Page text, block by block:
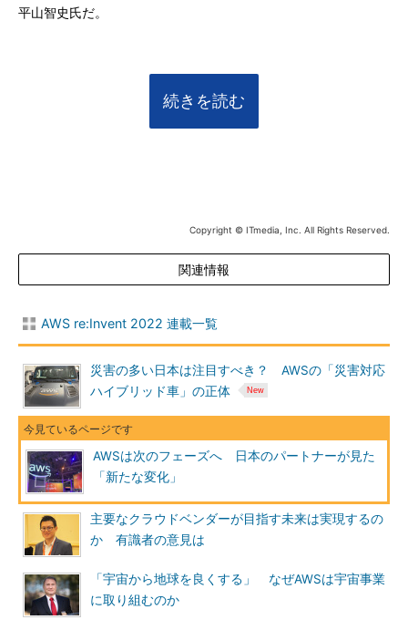
平山智史氏だ。
続きを読む
Copyright © ITmedia, Inc. All Rights Reserved.
関連情報
AWS re:Invent 2022 連載一覧
災害の多い日本は注目すべき？ AWSの「災害対応
ハイブリッド車」の正体
AWSは次のフェーズへ 日本のパートナーが見た
「新たな変化」
主要なクラウドベンダーが目指す未来は実現するの
か 有識者の意見は
「宇宙から地球を良くする」 なぜAWSは宇宙事業
に取り組むのか